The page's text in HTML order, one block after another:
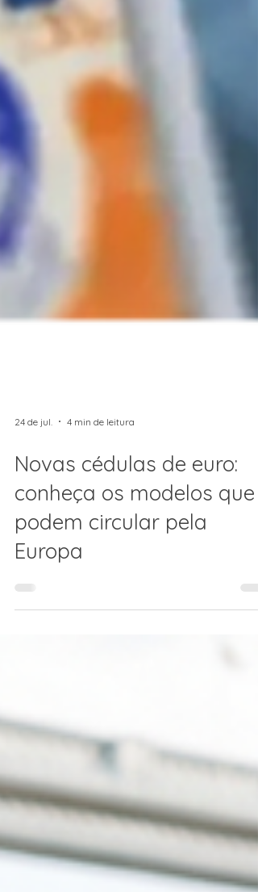
Novas cédulas de euro:
conheça os modelos que
podem circular pela
Europa